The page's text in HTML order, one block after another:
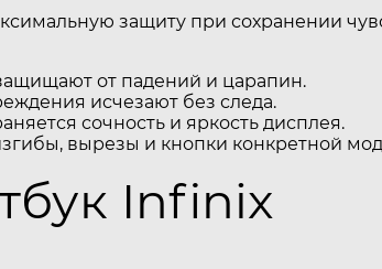
защиту при сохранении
от падений и царапин.
исчезают без следа.
сочность и яркость дисплея.
вырезы и кнопки конкретной
Infinix